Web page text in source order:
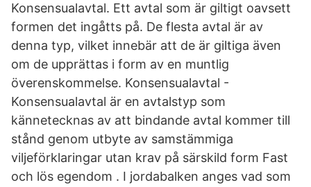
Konsensualavtal. Ett avtal som är giltigt oavsett
formen det ingåtts på. De flesta avtal är av
denna typ, vilket innebär att de är giltiga även
om de upprättas i form av en muntlig
överenskommelse. Konsensualavtal -
Konsensualavtal är en avtalstyp som
kännetecknas av att bindande avtal kommer till
stånd genom utbyte av samstämmiga
viljeförklaringar utan krav på särskild form Fast
och lös egendom . I jordabalken anges vad som